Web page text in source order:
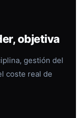
objetiva
gestión del
coste real de